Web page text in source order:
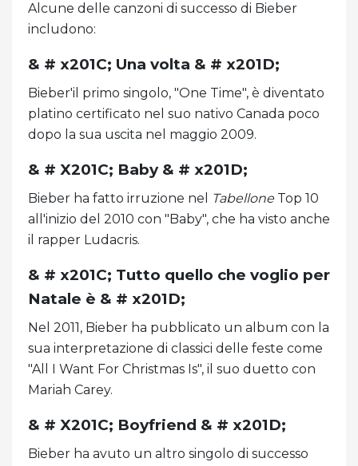
Alcune delle canzoni di successo di Bieber
includono:
& # x201C; Una volta & # x201D;
Bieber'il primo singolo, "One Time", è diventato
platino certificato nel suo nativo Canada poco
dopo la sua uscita nel maggio 2009.
& # X201C; Baby & # x201D;
Bieber ha fatto irruzione nel TabelloneTop 10
all'inizio del 2010 con "Baby", che ha visto anche
il rapper Ludacris.
& # x201C; Tutto quello che voglio per
Natale è & # x201D;
Nel 2011, Bieber ha pubblicato un album con la
sua interpretazione di classici delle feste come
"All I Want For Christmas Is", il suo duetto con
Mariah Carey.
& # X201C; Boyfriend & # x201D;
Bieber ha avuto un altro singolo di successo